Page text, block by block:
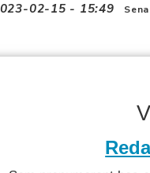
2023-02-15 - 15:49